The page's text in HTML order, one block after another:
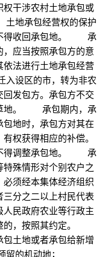
干涉农村土地承包或
地承包经营权的保护
得收回承包地。 承
应当按照承包方的意
法进行土地承包经营
设区的市，转为非农
发包方。承包方不交
草地。 承包期内，承
地时，承包方对其在
权获得相应的补偿。
得调整承包地。 承
殊情形对个别农户之
须经本集体经济组织
分之二以上村民代表
民政府农业等行政主
的，按照其约定。
土地或者承包给新增
留的机动地；